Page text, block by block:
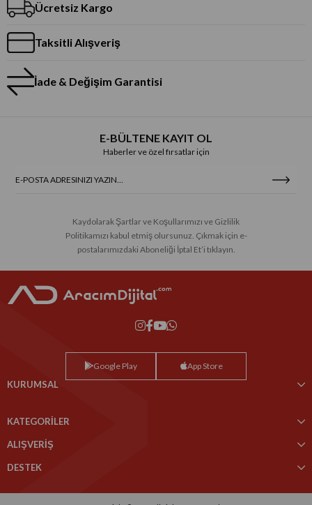
Ücretsiz Kargo
Taksitli Alışveriş
İade & Değişim Garantisi
E-BÜLTENE KAYIT OL
Haberler ve özel fırsatlar için
Kaydolarak Şartlar ve Koşullarımızı ve Gizlilik
Politikamızı kabul etmiş olursunuz. Çıkmak için e-
postalarımızdaki Aboneliği İptal Et’i tıklayın.
Google Play App Store
KURUMSAL
KATEGORİLER
ALIŞVERİŞ
DESTEK